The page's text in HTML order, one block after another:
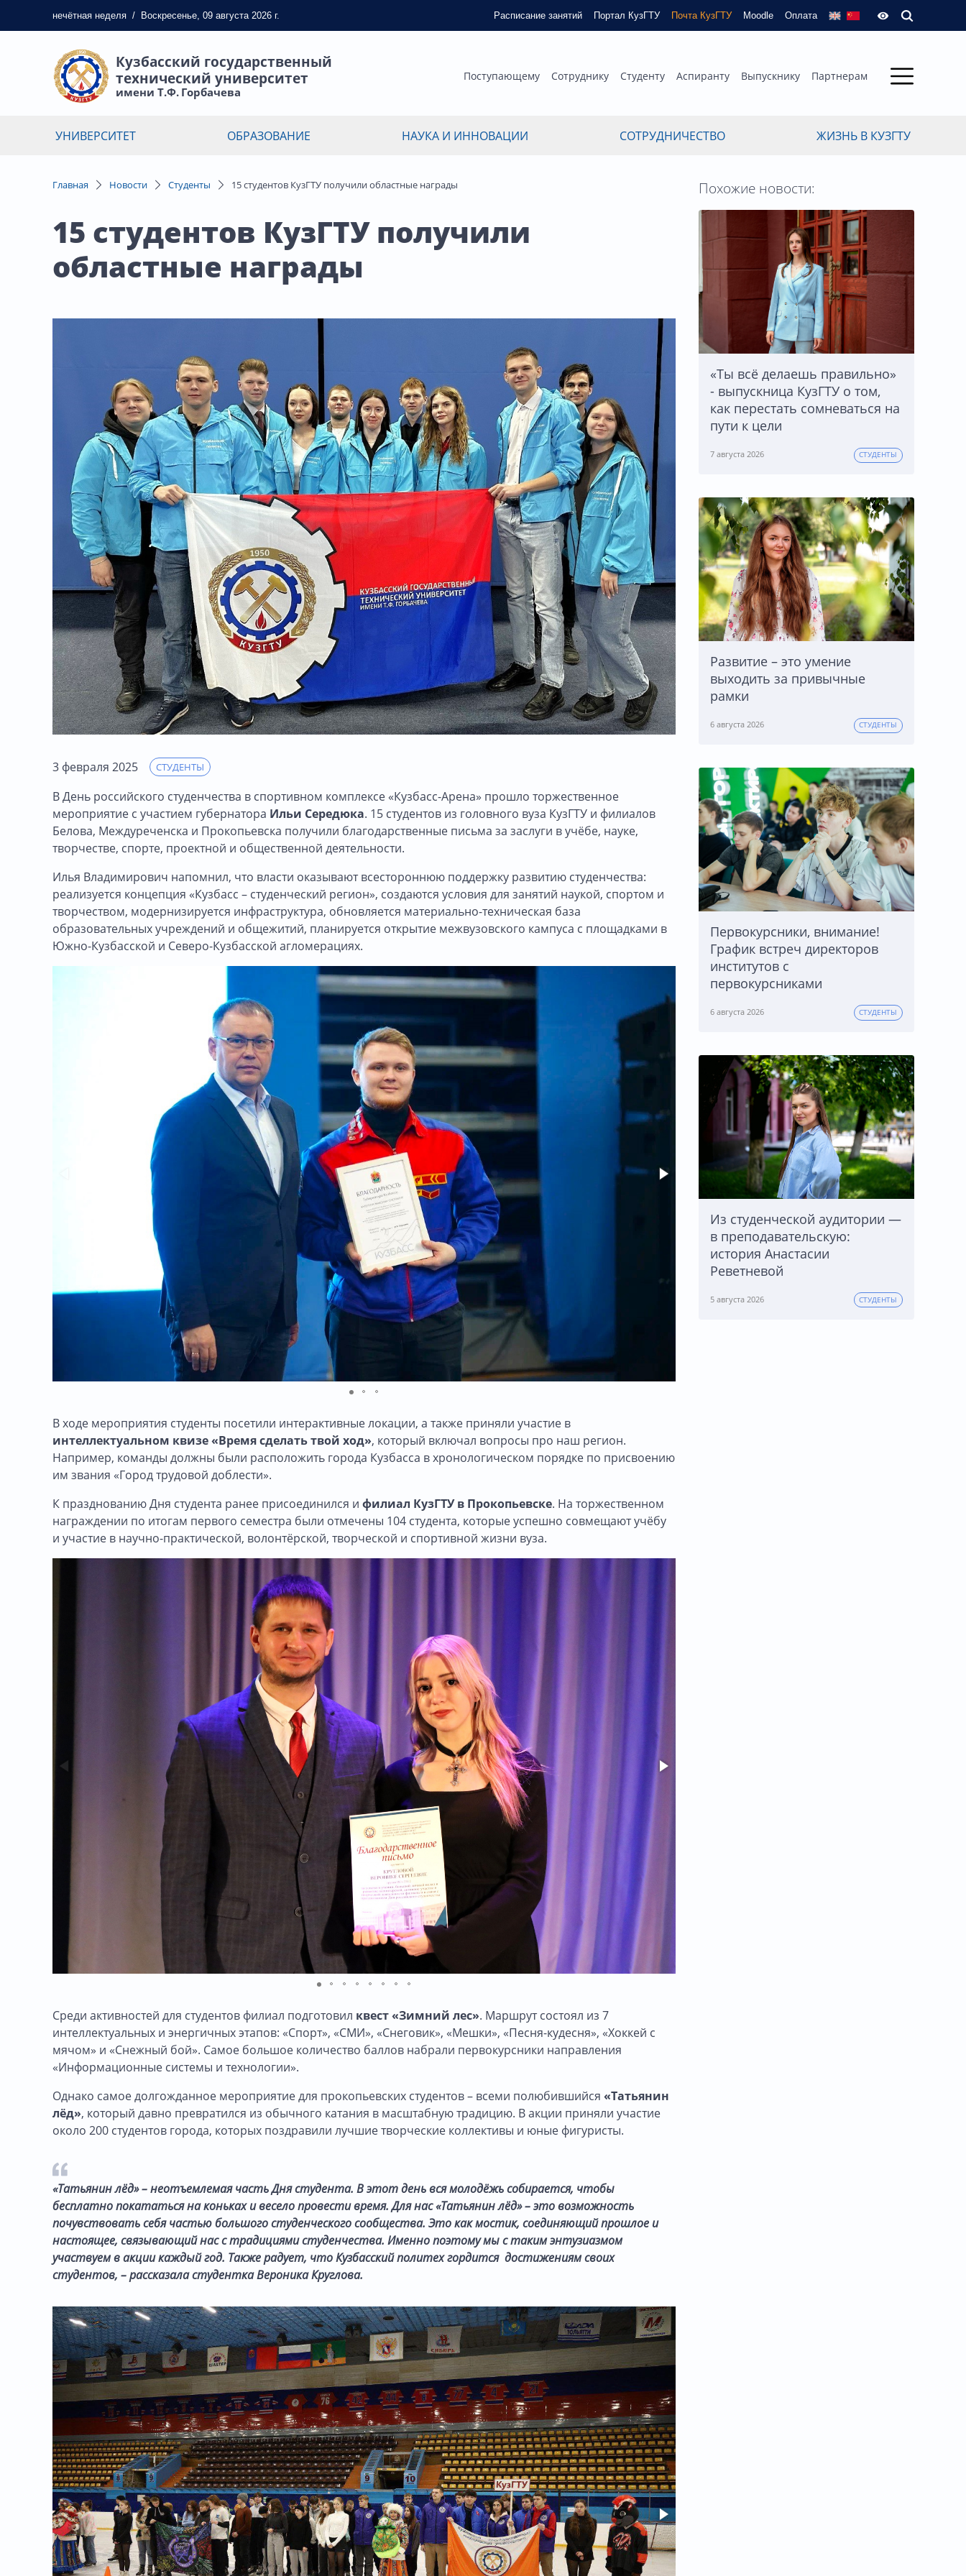
нечётная неделя / Воскресенье, 09 августа 2026 г. Расписание занятий Портал КузГТУ Почта КузГТУ Moodle Оплата
Кузбасский государственный
технический университет
имени Т.Ф. Горбачева
Поступающему Сотруднику Студенту Аспиранту Выпускнику Партнерам
УНИВЕРСИТЕТ ОБРАЗОВАНИЕ НАУКА И ИННОВАЦИИ СОТРУДНИЧЕСТВО ЖИЗНЬ В КУЗГТУ
Главная Новости Студенты 15 студентов КузГТУ получили областные награды
15 студентов КузГТУ получили
областные награды
3 февраля 2025 СТУДЕНТЫ
В День российского студенчества в спортивном комплексе «Кузбасс-Арена» прошло торжественное
мероприятие с участием губернатора Ильи Середюка. 15 студентов из головного вуза КузГТУ и филиалов
Белова, Междуреченска и Прокопьевска получили благодарственные письма за заслуги в учёбе, науке,
творчестве, спорте, проектной и общественной деятельности.
Илья Владимирович напомнил, что власти оказывают всестороннюю поддержку развитию студенчества:
реализуется концепция «Кузбасс – студенческий регион», создаются условия для занятий наукой, спортом и
творчеством, модернизируется инфраструктура, обновляется материально-техническая база
образовательных учреждений и общежитий, планируется открытие межвузовского кампуса с площадками в
Южно-Кузбасской и Северо-Кузбасской агломерациях.
В ходе мероприятия студенты посетили интерактивные локации, а также приняли участие в
интеллектуальном квизе«Время сделать твой ход», который включал вопросы про наш регион.
Например, команды должны были расположить города Кузбасса в хронологическом порядке по присвоению
им звания «Город трудовой доблести».
К празднованию Дня студента ранее присоединился и филиал КузГТУ в Прокопьевске. На торжественном
награждении по итогам первого семестра были отмечены 104 студента, которые успешно совмещают учёбу
и участие в научно-практической, волонтёрской, творческой и спортивной жизни вуза.
Среди активностей для студентов филиал подготовил квест «Зимний лес». Маршрут состоял из 7
интеллектуальных и энергичных этапов: «Спорт», «СМИ», «Снеговик», «Мешки», «Песня-кудесня», «Хоккей с
мячом» и «Снежный бой». Самое большое количество баллов набрали первокурсники направления
«Информационные системы и технологии».
Однако самое долгожданное мероприятие для прокопьевских студентов – всеми полюбившийся «Татьянин
лёд», который давно превратился из обычного катания в масштабную традицию. В акции приняли участие
около 200 студентов города, которых поздравили лучшие творческие коллективы и юные фигуристы.
«Татьянин лёд» – неотъемлемая часть Дня студента. В этот день вся молодёжь собирается, чтобы
бесплатно покататься на коньках и весело провести время. Для нас «Татьянин лёд» – это возможность
почувствовать себя частью большого студенческого сообщества. Это как мостик, соединяющий прошлое и
настоящее, связывающий нас с традициями студенчества. Именно поэтому мы с таким энтузиазмом
участвуем в акции каждый год. Также радует, что Кузбасский политех гордится достижениям своих
студентов, – рассказала студентка Вероника Круглова.
Похожие новости:
«Ты всё делаешь правильно»
- выпускница КузГТУ о том,
как перестать сомневаться на
пути к цели
7 августа 2026 СТУДЕНТЫ
Развитие – это умение
выходить за привычные
рамки
6 августа 2026 СТУДЕНТЫ
Первокурсники, внимание!
График встреч директоров
институтов с
первокурсниками
6 августа 2026 СТУДЕНТЫ
Из студенческой аудитории —
в преподавательскую:
история Анастасии
Реветневой
5 августа 2026 СТУДЕНТЫ